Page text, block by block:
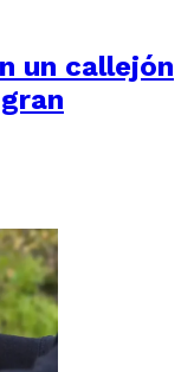
un callejón